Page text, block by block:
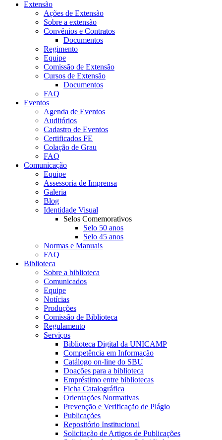
Extensão
Ações de Extensão
Sobre a extensão
Convênios e Contratos
Documentos
Regimento
Equipe
Comissão de Extensão
Cursos de Extensão
Documentos
FAQ
Eventos
Agenda de Eventos
Auditórios
Cadastro de Eventos
Certificados FE
Colação de Grau
FAQ
Comunicação
Equipe
Assessoria de Imprensa
Galeria
Blog
Identidade Visual
Selos Comemorativos
Selo 50 anos
Selo 45 anos
Normas e Manuais
FAQ
Biblioteca
Sobre a biblioteca
Comunicados
Equipe
Notícias
Produções
Comissão de Biblioteca
Regulamento
Serviços
Biblioteca Digital da UNICAMP
Competência em Informação
Catálogo on-line do SBU
Doações para a biblioteca
Empréstimo entre bibliotecas
Ficha Catalográfica
Orientações Normativas
Prevenção e Verificação de Plágio
Publicações
Repositório Institucional
Solicitação de Artigos de Publicações